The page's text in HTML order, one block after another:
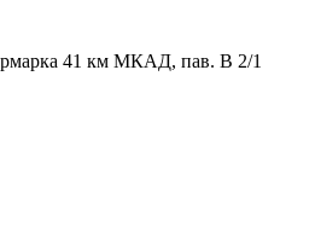
41 км МКАД, пав. В 2/1